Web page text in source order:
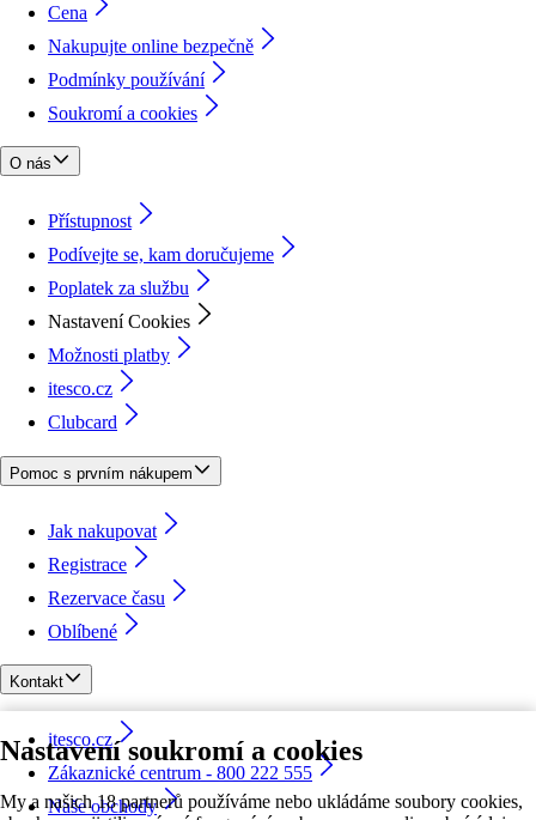
Nastavení soukromí a cookies
My a našich 18 partnerů používáme nebo ukládáme soubory cookies,
Cena
Nakupujte online bezpečně
Podmínky používání
Soukromí a cookies
O nás
Přístupnost
Podívejte se, kam doručujeme
Poplatek za službu
Nastavení Cookies
Možnosti platby
itesco.cz
Clubcard
Pomoc s prvním nákupem
Jak nakupovat
Registrace
Rezervace času
Oblíbené
Kontakt
itesco.cz
Zákaznické centrum - 800 222 555
Naše obchody